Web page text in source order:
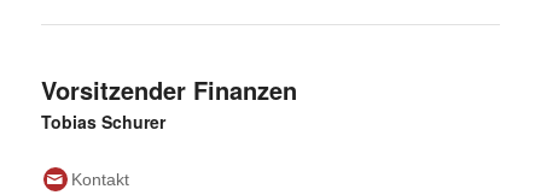
Vorsitzender Finanzen
Tobias Schurer
Kontakt